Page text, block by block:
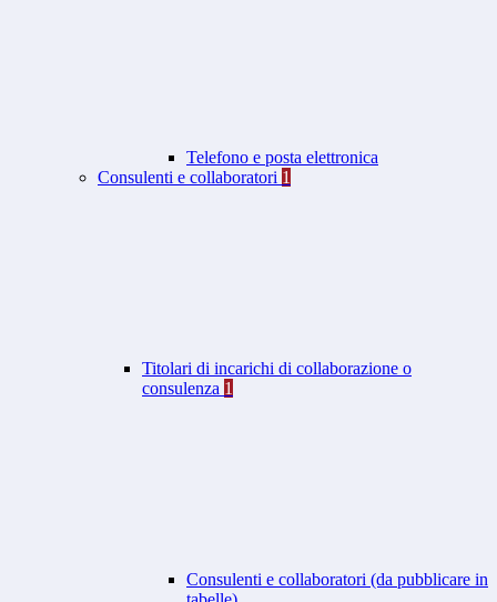
Telefono e posta elettronica
Consulenti e collaboratori 1
Titolari di incarichi di collaborazione o
consulenza 1
Consulenti e collaboratori (da pubblicare in